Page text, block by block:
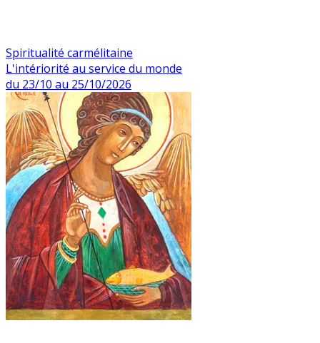
Spiritualité carmélitaine
L'intériorité au service du monde
du 23/10 au 25/10/2026